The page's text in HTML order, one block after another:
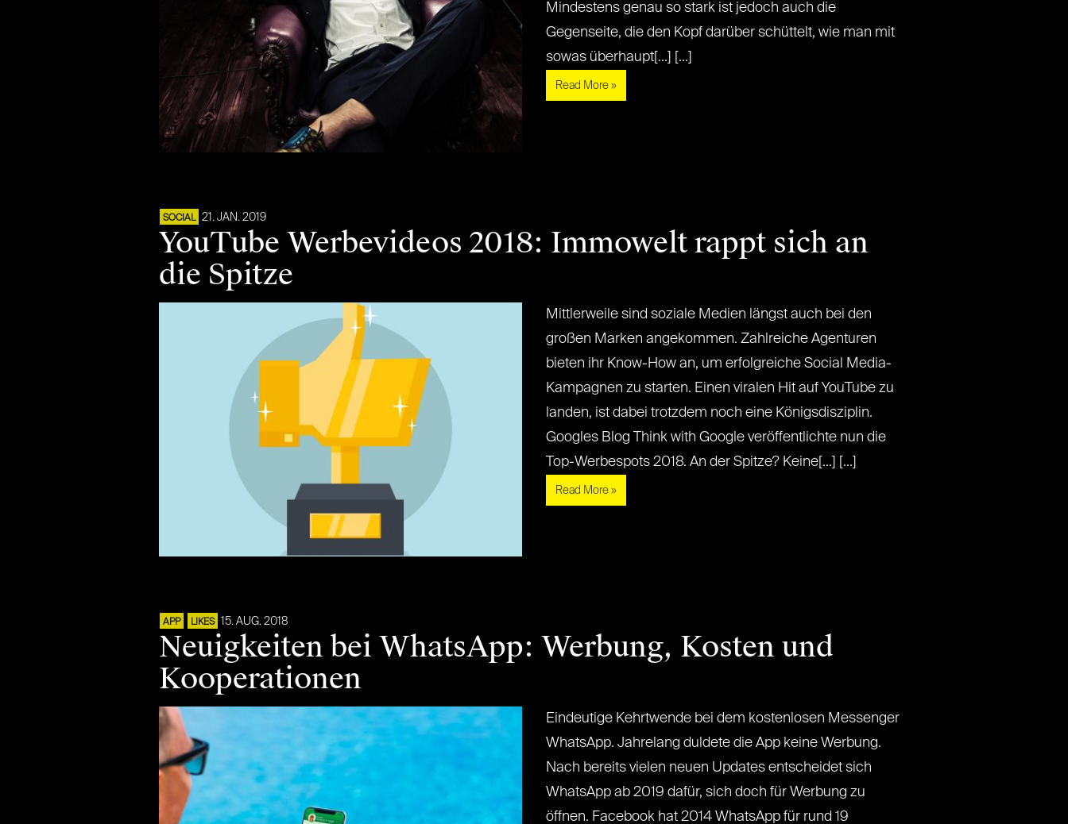
Mindestens genau so stark ist jedoch auch die
Gegenseite, die den Kopf darüber schüttelt, wie man mit
sowas überhaupt[...] [...]
Read More »
SOCIAL 21. JAN. 2019
YouTube Werbevideos 2018: Immowelt rappt sich an
die Spitze
Mittlerweile sind soziale Medien längst auch bei den
großen Marken angekommen. Zahlreiche Agenturen
bieten ihr Know-How an, um erfolgreiche Social Media-
Kampagnen zu starten. Einen viralen Hit auf YouTube zu
landen, ist dabei trotzdem noch eine Königsdisziplin.
Googles Blog Think with Google veröffentlichte nun die
Top-Werbespots 2018. An der Spitze? Keine[...] [...]
Read More »
APP LIKES 15. AUG. 2018
Neuigkeiten bei WhatsApp: Werbung, Kosten und
Kooperationen
Eindeutige Kehrtwende bei dem kostenlosen Messenger
WhatsApp. Jahrelang duldete die App keine Werbung.
Nach bereits vielen neuen Updates entscheidet sich
WhatsApp ab 2019 dafür, sich doch für Werbung zu
öffnen. Facebook hat 2014 WhatsApp für rund 19